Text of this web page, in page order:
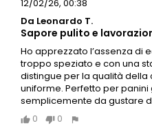
12/02/26, 00:38
Da Leonardo T.
Sapore pulito e
Ho apprezzato l’assenza di
troppo speziato e con una
distingue per la qualità
uniforme. Perfetto per
semplicemente da gustare
0
0